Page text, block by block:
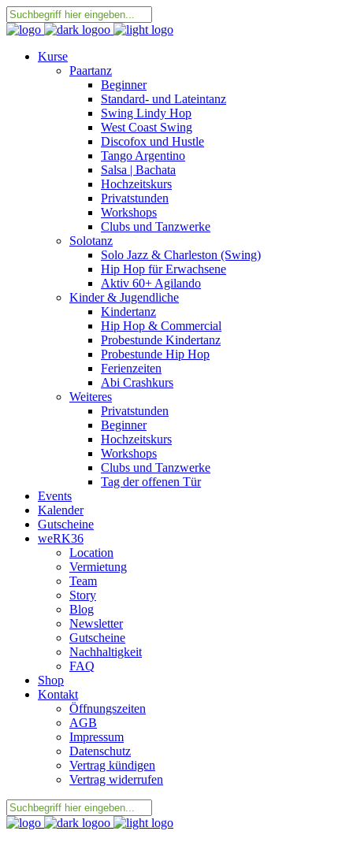
Kurse
Paartanz
Beginner
Standard- und Lateintanz
Swing Lindy Hop
West Coast Swing
Discofox und Hustle
Tango Argentino
Salsa | Bachata
Hochzeitskurs
Privatstunden
Workshops
Clubs und Tanzwerke
Solotanz
Solo Jazz & Charleston (Swing)
Hip Hop für Erwachsene
Aktiv 60+ Agilando
Kinder & Jugendliche
Kindertanz
Hip Hop & Commercial
Probestunde Kindertanz
Probestunde Hip Hop
Ferienzeiten
Abi Crashkurs
Weiteres
Privatstunden
Beginner
Hochzeitskurs
Workshops
Clubs und Tanzwerke
Tag der offenen Tür
Events
Kalender
Gutscheine
weRK36
Location
Vermietung
Team
Story
Blog
Newsletter
Gutscheine
Nachhaltigkeit
FAQ
Shop
Kontakt
Öffnungszeiten
AGB
Impressum
Datenschutz
Vertrag kündigen
Vertrag widerrufen